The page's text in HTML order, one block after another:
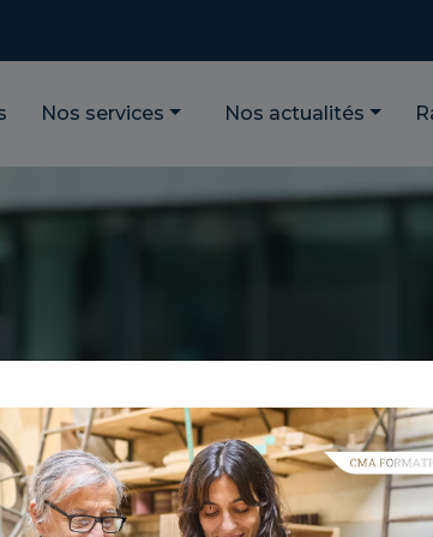
Nos services Nos actualités